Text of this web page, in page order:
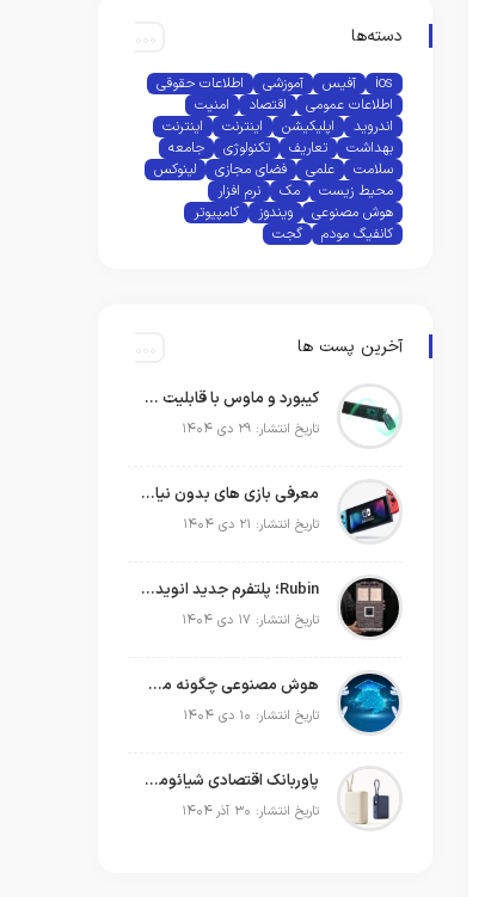
دسته‌ها
ios آفیس آموزشی
اطلاعات حقوقی
اطلاعات عمومی
اقتصاد
امنیت
اندروید
اپلیکیشن اینترنت
اینترنت
بهداشت
تعاریف تکنولوژی
جامعه
سلامت
علمی فضای مجازی
لینوکس
محیط زیست
مک
نرم افزار
هوش مصنوعی
ویندوز
کامپیوتر
کانفیگ مودم
گجت
آخرین پست ها
کیبورد و ماوس با قابلیت شارژ با نور محیط
تاریخ انتشار: ۲۹ دی ۱۴۰۴
معرفی بازی های بدون نیاز به اینترنت
تاریخ انتشار: ۲۱ دی ۱۴۰۴
Rubin؛ پلتفرم جدید انویدیا برای سلطه بر نسل بعدی هوش مصنوعی
تاریخ انتشار: ۱۷ دی ۱۴۰۴
هوش مصنوعی چگونه می‌تواند به‌صورت عملی در برنامه‌ریزی سال جدید به ما کمک کند؟
تاریخ انتشار: ۱۰ دی ۱۴۰۴
پاوربانک اقتصادی شیائومی که حتی لپ‌تاپ شما را هم شارژ می‌کند!
تاریخ انتشار: ۳۰ آذر ۱۴۰۴